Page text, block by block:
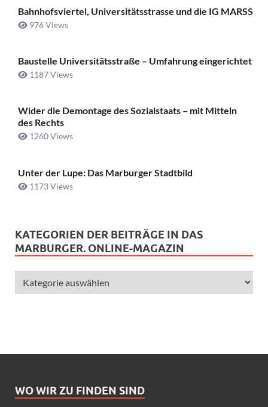
Bahnhofsviertel, Universitätsstrasse und die IG MARSS
976 Views
Baustelle Universitätsstraße ­– Umfahrung eingerichtet
1187 Views
Wider die Demontage des Sozialstaats – mit Mitteln
des Rechts
1260 Views
Unter der Lupe: Das Marburger Stadtbild
1173 Views
KATEGORIEN DER BEITRÄGE IN DAS
MARBURGER. ONLINE-MAGAZIN
WO WIR ZU FINDEN SIND